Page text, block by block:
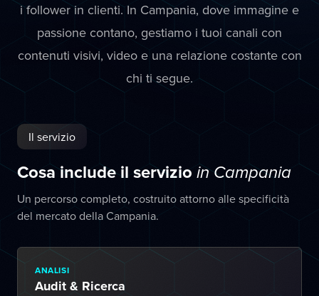
i follower in clienti. In Campania, dove immagine e
passione contano, gestiamo i tuoi canali con
contenuti visivi, video e una relazione costante con
chi ti segue.
Il servizio
Cosa include il servizio in Campania
Un percorso completo, costruito attorno alle specificità
del mercato della Campania.
ANALISI
Audit & Ricerca